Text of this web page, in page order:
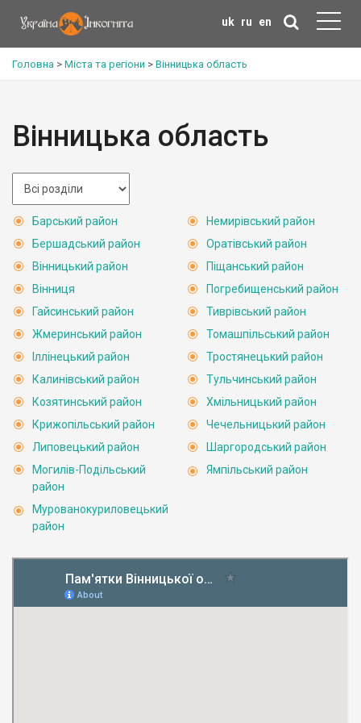
uk ru en
Головна > Міста та регіони > Вінницька область
Вінницька область
Барський район
Бершадський район
Вінницький район
Вінниця
Гайсинський район
Жмеринський район
Іллінецький район
Калинівський район
Козятинський район
Крижопільський район
Липовецький район
Могилів-Подільський
район
Мурованокуриловецький
район
Немирівський район
Оратівський район
Піщанський район
Погребищенський район
Тиврівський район
Томашпільський район
Тростянецький район
Тульчинський район
Хмільницький район
Чечельницький район
Шаргородський район
Ямпільський район